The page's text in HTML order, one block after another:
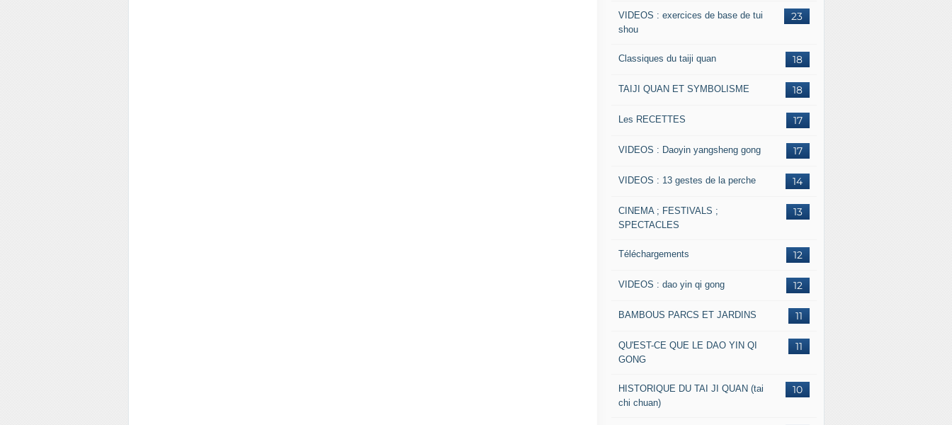
23
VIDEOS : exercices de base de tui
shou
18
Classiques du taiji quan
18
TAIJI QUAN ET SYMBOLISME
17
Les RECETTES
17
VIDEOS : Daoyin yangsheng gong
14
VIDEOS : 13 gestes de la perche
13
CINEMA ; FESTIVALS ;
SPECTACLES
12
Téléchargements
12
VIDEOS : dao yin qi gong
11
BAMBOUS PARCS ET JARDINS
11
QU'EST-CE QUE LE DAO YIN QI
GONG
10
HISTORIQUE DU TAI JI QUAN (tai
chi chuan)